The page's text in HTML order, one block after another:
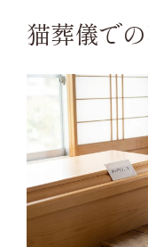
猫葬儀で